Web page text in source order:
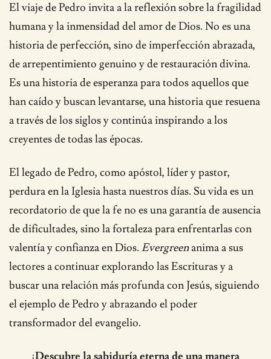
El viaje de Pedro invita a la reflexión sobre la fragilidad
humana y la inmensidad del amor de Dios. No es una
historia de perfección, sino de imperfección abrazada,
de arrepentimiento genuino y de restauración divina.
Es una historia de esperanza para todos aquellos que
han caído y buscan levantarse, una historia que resuena
a través de los siglos y continúa inspirando a los
creyentes de todas las épocas.
El legado de Pedro, como apóstol, líder y pastor,
perdura en la Iglesia hasta nuestros días. Su vida es un
recordatorio de que la fe no es una garantía de ausencia
de dificultades, sino la fortaleza para enfrentarlas con
valentía y confianza en Dios. Evergreenanima a sus
lectores a continuar explorando las Escrituras y a
buscar una relación más profunda con Jesús, siguiendo
el ejemplo de Pedro y abrazando el poder
transformador del evangelio.